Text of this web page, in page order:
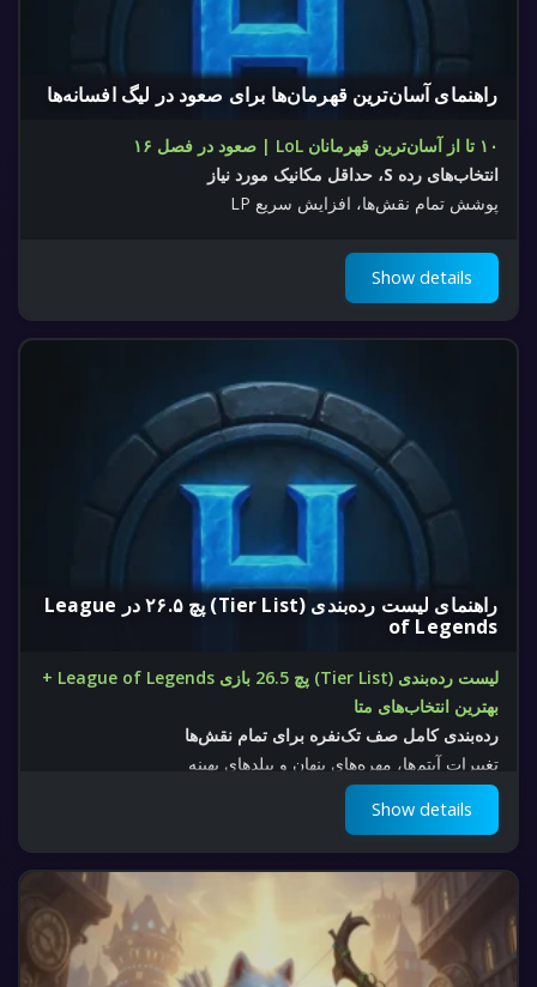
راهنمای آسان‌ترین قهرمان‌ها برای صعود در لیگ افسانه‌ها
۱۰ تا از آسان‌ترین قهرمانان LoL | صعود در فصل ۱۶
انتخاب‌های رده S، حداقل مکانیک مورد نیاز
پوشش تمام نقش‌ها، افزایش سریع LP
Show details
راهنمای لیست رده‌بندی (Tier List) پچ ۲۶.۵ در League
of Legends
لیست رده‌بندی (Tier List) پچ 26.5 بازی League of Legends +
بهترین انتخاب‌های متا
رده‌بندی کامل صف تک‌نفره برای تمام نقش‌ها
تغییرات آیتم‌ها، مهره‌های پنهان و بیلد‌های بهینه
Show details